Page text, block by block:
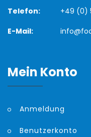
Telefon:
+49 (0)
E-Mail:
Mein Konto
Anmeldung
Benutzerkonto